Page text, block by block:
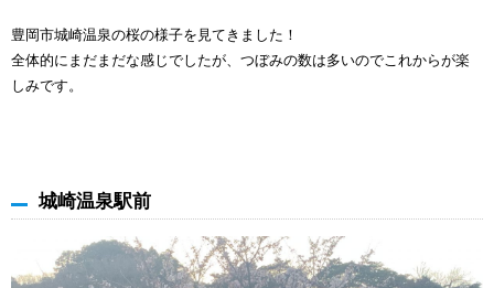
豊岡市城崎温泉の桜の様子を見てきました！
全体的にまだまだな感じでしたが、つぼみの数は多いのでこれからが楽
しみです。
城崎温泉駅前